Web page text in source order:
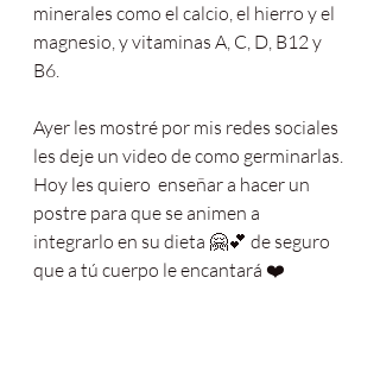
minerales como el calcio, el hierro y el
magnesio, y vitaminas A, C, D, B12 y
B6.
Ayer les mostré por mis redes sociales
les deje un video de como germinarlas.
Hoy les quiero  enseñar a hacer un
postre para que se animen a
integrarlo en su dieta 🤗💕 de seguro
que a tú cuerpo le encantará ❤️